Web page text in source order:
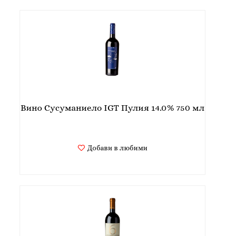
Вино Сусуманиело IGT Пулия 14.0% 750 мл
Добави в любими